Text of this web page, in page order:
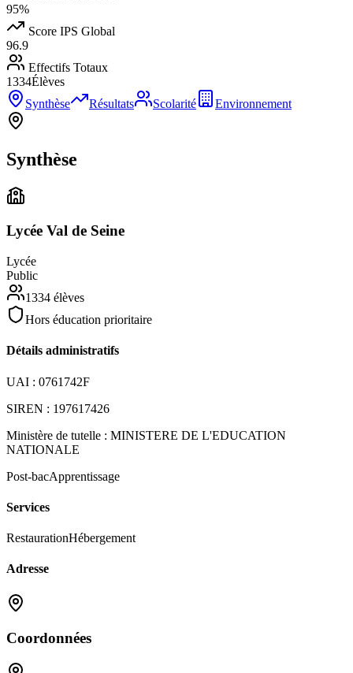
95%
Score IPS Global
96.9
Effectifs Totaux
1334Élèves
Synthèse
Résultats Scolarité Environnement
Synthèse
Lycée Val de Seine
Lycée
Public
1334 élèves
Hors éducation prioritaire
Détails administratifs
UAI : 0761742F
SIREN : 197617426
Ministère de tutelle : MINISTERE DE L'EDUCATION
NATIONALE
Post-bacApprentissage
Services
RestaurationHébergement
Adresse
Coordonnées